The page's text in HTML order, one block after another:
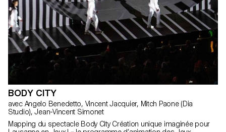
BODY CITY
avec Angelo Benedetto, Vincent Jacquier, Mitch Paone (Dia
Studio), Jean-Vincent Simonet
Mapping du spectacle Body City Création unique imaginée pour